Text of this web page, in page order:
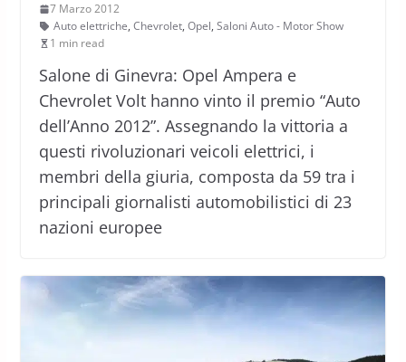
7 Marzo 2012
Auto elettriche, Chevrolet, Opel, Saloni Auto - Motor Show
1 min read
Salone di Ginevra: Opel Ampera e
Chevrolet Volt hanno vinto il premio “Auto
dell’Anno 2012”. Assegnando la vittoria a
questi rivoluzionari veicoli elettrici, i
membri della giuria, composta da 59 tra i
principali giornalisti automobilistici di 23
nazioni europee